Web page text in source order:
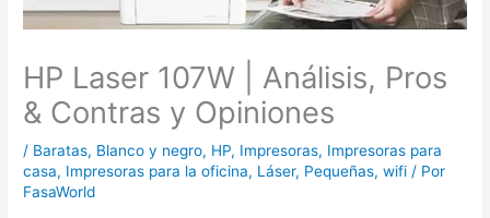
HP Laser 107W | Análisis, Pros
& Contras y Opiniones
/ Baratas, Blanco y negro, HP, Impresoras, Impresoras para
casa, Impresoras para la oficina, Láser, Pequeñas,wifi / Por
FasaWorld